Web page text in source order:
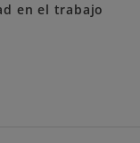
en el trabajo